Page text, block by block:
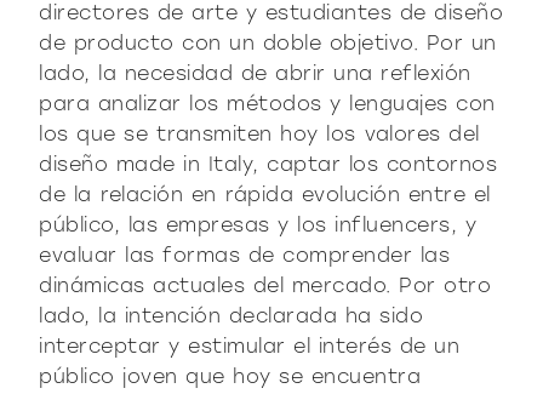
directores de arte y estudiantes de diseño
de producto con un doble objetivo. Por un
lado, la necesidad de abrir una reflexión
para analizar los métodos y lenguajes con
los que se transmiten hoy los valores del
diseño made in Italy, captar los contornos
de la relación en rápida evolución entre el
público, las empresas y los influencers, y
evaluar las formas de comprender las
dinámicas actuales del mercado. Por otro
lado, la intención declarada ha sido
interceptar y estimular el interés de un
público joven que hoy se encuentra